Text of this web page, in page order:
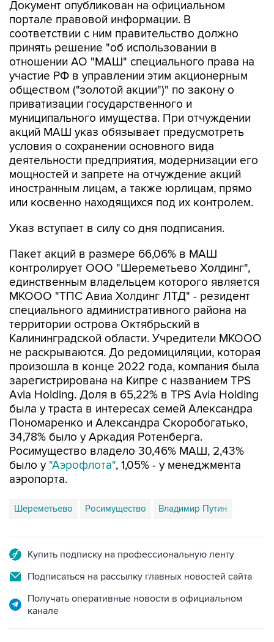
соответствии с ним правительство должно
принять решение "об использовании в
отношении АО "МАШ" специального права на
участие РФ в управлении этим акционерным
обществом ("золотой акции")" по закону о
приватизации государственного и
муниципального имущества. При отчуждении
акций МАШ указ обязывает предусмотреть
условия о сохранении основного вида
деятельности предприятия, модернизации его
мощностей и запрете на отчуждение акций
иностранным лицам, а также юрлицам, прямо
или косвенно находящихся под их контролем.
Указ вступает в силу со дня подписания.
Пакет акций в размере 66,06% в МАШ
единственным владельцем которого является
МКООО "ТПС Авиа Холдинг ЛТД" - резидент
специального административного района на
территории острова Октябрьский в
Калининградской области. Учредители МКООО
не раскрываются. До редомициляции, которая
произошла в конце 2022 года, компания была
зарегистрирована на Кипре с названием TPS
Avia Holding. Доля в 65,22% в TPS Avia Holding
была у траста в интересах семей Александра
Пономаренко и Александра Скоробогатько,
34,78% было у Аркадия Ротенберга.
Росимущество владело 30,46% МАШ, 2,43%
было у "Аэрофлота", 1,05% - у менеджмента
аэропорта.
Шереметьево
Подписаться на рассылку главных новостей сайта
Получать оперативные новости в официальном
канале